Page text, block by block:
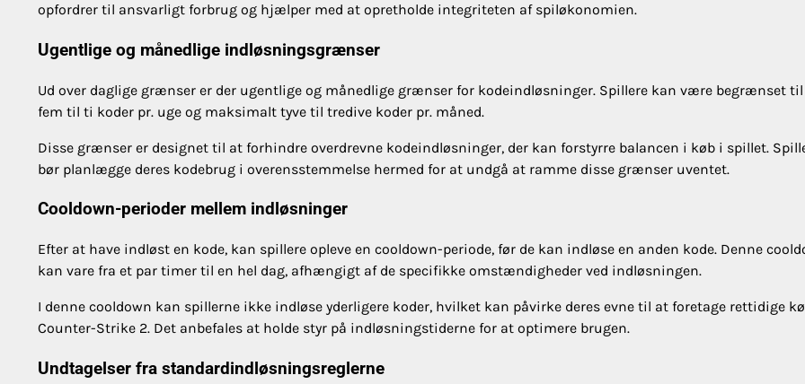
opfordrer til ansvarligt forbrug og hjælper med at opretholde integriteten af spiløkonomien.
Ugentlige og månedlige indløsningsgrænser
Ud over daglige grænser er der ugentlige og månedlige grænser for kodeindløsninger. Spillere kan være begrænset
fem til ti koder pr. uge og maksimalt tyve til tredive koder pr. måned.
Disse grænser er designet til at forhindre overdrevne kodeindløsninger, der kan forstyrre balancen i køb i spillet.
bør planlægge deres kodebrug i overensstemmelse hermed for at undgå at ramme disse grænser uventet.
Cooldown-perioder mellem indløsninger
Efter at have indløst en kode, kan spillere opleve en cooldown-periode, før de kan indløse en anden kode. Denne
kan vare fra et par timer til en hel dag, afhængigt af de specifikke omstændigheder ved indløsningen.
I denne cooldown kan spillerne ikke indløse yderligere koder, hvilket kan påvirke deres evne til at foretage rettidige
Counter-Strike 2. Det anbefales at holde styr på indløsningstiderne for at optimere brugen.
Undtagelser fra standardindløsningsreglerne